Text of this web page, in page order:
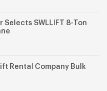
Selects SWLLIFT 8-Ton
Rental Company Bulk